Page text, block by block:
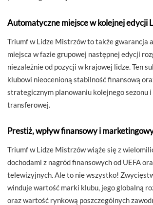
Automatyczne miejsce w kolejnej edycji
Triumf w Lidze Mistrzów to także gwarancja
miejsca w fazie grupowej następnej edycji
niezależnie od pozycji w krajowej lidze. Ten
klubowi nieocenioną stabilność finansową
strategicznym planowaniu kolejnego sezonu
transferowej.
Prestiż, wpływ finansowy i
Triumf w Lidze Mistrzów wiąże się z
dochodami z nagród finansowych od UEFA
telewizyjnych. Ale to nie wszystko!
winduje wartość marki klubu, jego globalną
oraz wartość rynkową poszczególnych